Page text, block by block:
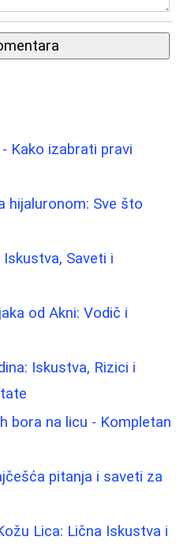
Kako izabrati pravi
hijaluronom: Sve što
Saveti i
od Akni: Vodič i
Iskustva, Rizici i
bora na licu - Kompletan
pitanja i saveti za
Lica: Lična Iskustva i